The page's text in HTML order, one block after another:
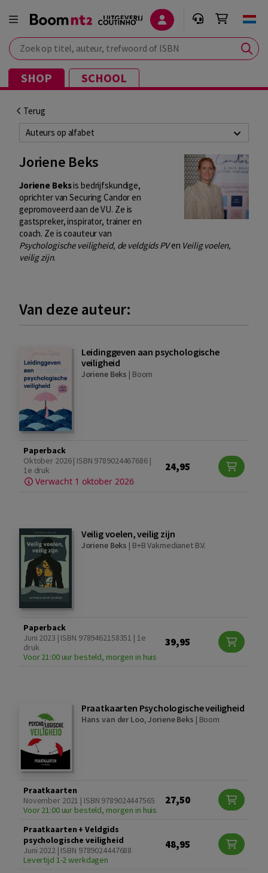
Zoek op titel, auteur, trefwoord of ISBN
SHOP SCHOOL
Terug
Auteurs op alfabet
Joriene Beks
Joriene Beksis bedrijfskundige,
oprichter van Securing Candor en
gepromoveerd aan de VU. Ze is
gastspreker, inspirator, trainer en
coach. Ze is coauteur van
Psychologische veiligheid, de veldgids PVen Veilig voelen,
veilig zijn.
Van deze auteur:
Leidinggeven aan psychologische
veiligheid
Joriene Beks | Boom
Paperback
Oktober 2026 | ISBN 9789024467686 |
1e druk
Verwacht 1 oktober 2026
24,95
Veilig voelen, veilig zijn
Joriene Beks | B+B Vakmedianet B.V.
Paperback
Juni 2023 | ISBN 9789462158351 | 1e
druk
Voor 21:00 uur besteld, morgen in huis
39,95
Praatkaarten Psychologische veiligheid
Hans van der Loo,Joriene Beks | Boom
Praatkaarten
November 2021 | ISBN 9789024447565
Voor 21:00 uur besteld, morgen in huis
27,50
Praatkaarten + Veldgids
psychologische veiligheid
Juni 2022 | ISBN 9789024447688
Levertijd 1-2 werkdagen
48,95